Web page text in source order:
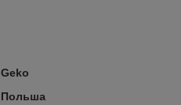
Geko
Польша